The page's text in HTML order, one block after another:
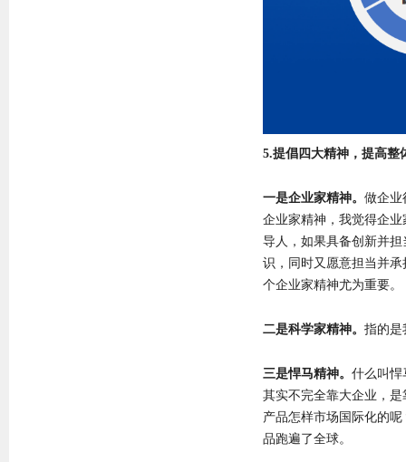
5.提倡四大精神，提高整
一是企业家精神。 做企业
企业家精神，我觉得企
导人，如果具备创新并
识，同时又愿意担当并
个企业家精神尤为重要。
二是科学家精神。 指的是
三是悍马精神。 什么叫悍
其实不完全靠大企业，
产品怎样市场国际化的
品跑遍了全球。